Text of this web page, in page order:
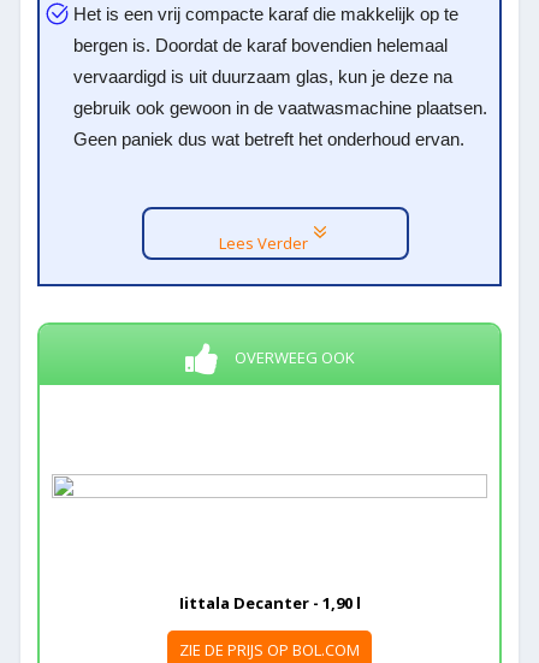
Het is een vrij compacte karaf die makkelijk op te
bergen is. Doordat de karaf bovendien helemaal
vervaardigd is uit duurzaam glas, kun je deze na
gebruik ook gewoon in de vaatwasmachine plaatsen.
Geen paniek dus wat betreft het onderhoud ervan.
Lees Verder
OVERWEEG OOK
Iittala Decanter - 1,90 l
ZIE DE PRIJS OP BOL.COM